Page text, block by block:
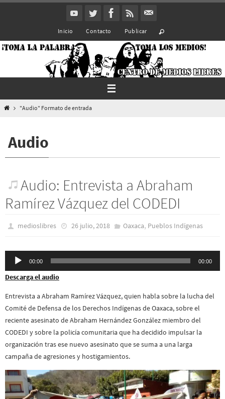
Inicio Contacto Publicar
Inicio"Audio" Formato de entrada
Audio
Audio: Entrevista a Abraham
Ramírez Vázquez del CODEDI
medioslibres 26 julio, 2018 Oaxaca, Pueblos Indí­genas
Reproductor
audio
00:00 00:00
Descarga el audio
Entrevista a Abraham Ramírez Vázquez, quien habla sobre la lucha del
Comité de Defensa de los Derechos Indígenas de Oaxaca, sobre el
reciente asesinato de Abraham Hernández González miembro del
CODEDI y sobre la policía comunitaria que ha decidido impulsar la
organización tras ese nuevo asesinato que se suma a una larga
campaña de agresiones y hostigamientos.